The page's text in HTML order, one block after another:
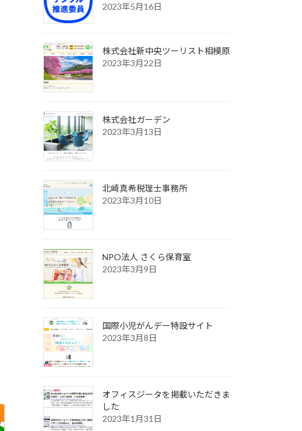
2023年5月16日
株式会社新中央ツーリスト相模原
2023年3月22日
株式会社ガーデン
2023年3月13日
北崎真希税理士事務所
2023年3月10日
NPO法人 さくら保育室
2023年3月9日
国際小児がんデー特設サイト
2023年3月8日
オフィスジータを掲載いただきま
した
2023年1月31日